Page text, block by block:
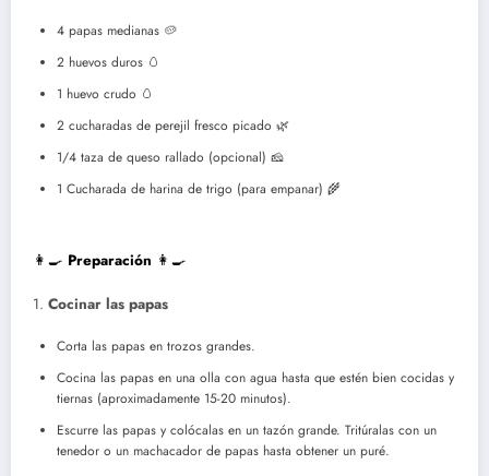
4 papas medianas 🥔
2 huevos duros 🥚
1 huevo crudo 🥚
2 cucharadas de perejil fresco picado 🌿
1/4 taza de queso rallado (opcional) 🧀
1 Cucharada de harina de trigo (para empanar) 🌾
👩‍🍳 Preparación 👩‍🍳
1. Cocinar las papas
Corta las papas en trozos grandes.
Cocina las papas en una olla con agua hasta que estén bien cocidas y
tiernas (aproximadamente 15-20 minutos).
Escurre las papas y colócalas en un tazón grande. Tritúralas con un
tenedor o un machacador de papas hasta obtener un puré.